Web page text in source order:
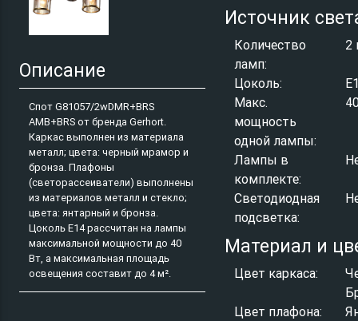
Описание
Спот G81057/2wDMR+BRS
AMB+BRS от бренда Gerhort.
Каркас выполнен из материала
металл; цвета: черный мрамор и
бронза. Плафоны
(светорассеиватели) выполнены
из материалов металл и стекло;
цвета: янтарный и бронза.
Цоколь E14 рассчитан на лампы
максимальной мощности до 40
Вт, а максимальная площадь
освещения составит до 4 м².
Источник
Количество
ламп:
2
Цоколь:
Макс.
мощность
одной лампы:
Лампы в
комплекте:
Светодиодная
подсветка:
Материал и
Цвет каркаса:
Цвет плафона: